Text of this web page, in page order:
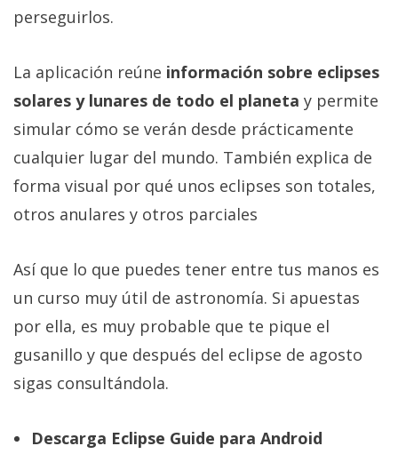
perseguirlos.
La aplicación reúne información sobre eclipses
solares y lunares de todo el planeta y permite
simular cómo se verán desde prácticamente
cualquier lugar del mundo. También explica de
forma visual por qué unos eclipses son totales,
otros anulares y otros parciales
Así que lo que puedes tener entre tus manos es
un curso muy útil de astronomía. Si apuestas
por ella, es muy probable que te pique el
gusanillo y que después del eclipse de agosto
sigas consultándola.
Descarga Eclipse Guide para Android